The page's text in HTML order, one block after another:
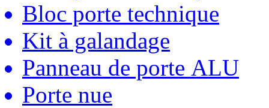
Bloc porte technique
Kit à galandage
Panneau de porte ALU
Porte nue